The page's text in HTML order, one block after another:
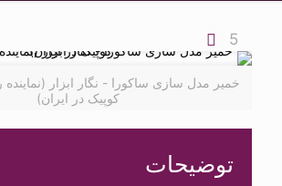
5
خمیر مدل سازی ساکورا - نگار ابزار
کوپیک در ایران)
توضیحات